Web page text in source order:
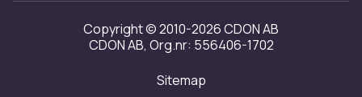
Investor relations
Tilgjengelighet
Copyright © 2010-2026 CDON AB
CDON AB, Org.nr: 556406-1702
Sitemap